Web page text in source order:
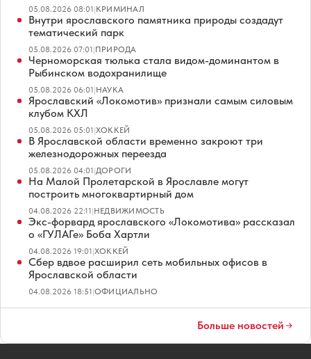
05.08.2026 08:01|КРИМИНАЛ
Внутри ярославского памятника природы создадут
тематический парк
05.08.2026 07:01|ПРИРОДА
Черноморская тюлька стала видом-доминантом в
Рыбинском водохранилище
05.08.2026 06:01|НАУКА
Ярославский «Локомотив» признали самым силовым
клубом КХЛ
05.08.2026 05:01|ХОККЕЙ
В Ярославской области временно закроют три
железнодорожных переезда
05.08.2026 04:01|ДОРОГИ
На Малой Пролетарской в Ярославле могут
построить многоквартирный дом
04.08.2026 22:11|НЕДВИЖИМОСТЬ
Экс-форвард ярославского «Локомотива» рассказал
о «ГУЛАГе» Боба Хартли
04.08.2026 19:01|ХОККЕЙ
Сбер вдвое расширил сеть мобильных офисов в
Ярославской области
04.08.2026 18:51|ОФИЦИАЛЬНО
Больше новостей